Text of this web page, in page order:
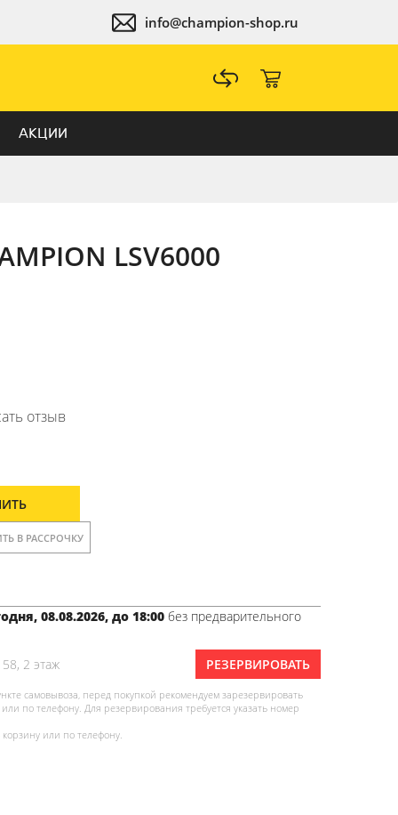
info@champion-shop.ru
АКЦИИ
LSV6000
отзыв
В РАССРОЧКУ
08.08.2026, до 18:00 без предварительного
2 этаж
РЕЗЕРВИРОВАТЬ
самовывоза, перед покупкой рекомендуем зарезервировать
по телефону. Для резервирования требуется указать номер
или по телефону.